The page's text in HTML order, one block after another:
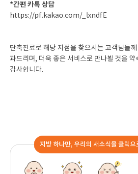
*간편 카톡 상담
https://pf.kakao.com/_lxndfE
단축진료로 해당 지점을 찾으시는 고객님들
과드리며, 더욱 좋은 서비스로 만나뵐 것을 약
감사합니다.
지방 하나만, 우리의 새소식을 클릭